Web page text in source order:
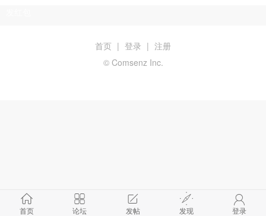
首页 论坛 发帖 发现 登录
首页 | 登录 | 注册
© Comsenz Inc.